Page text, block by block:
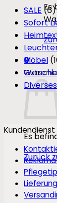
Es
0
Es
Zurück
SALE (6)
Sofort
Möbel
Diverses
Kundendienst